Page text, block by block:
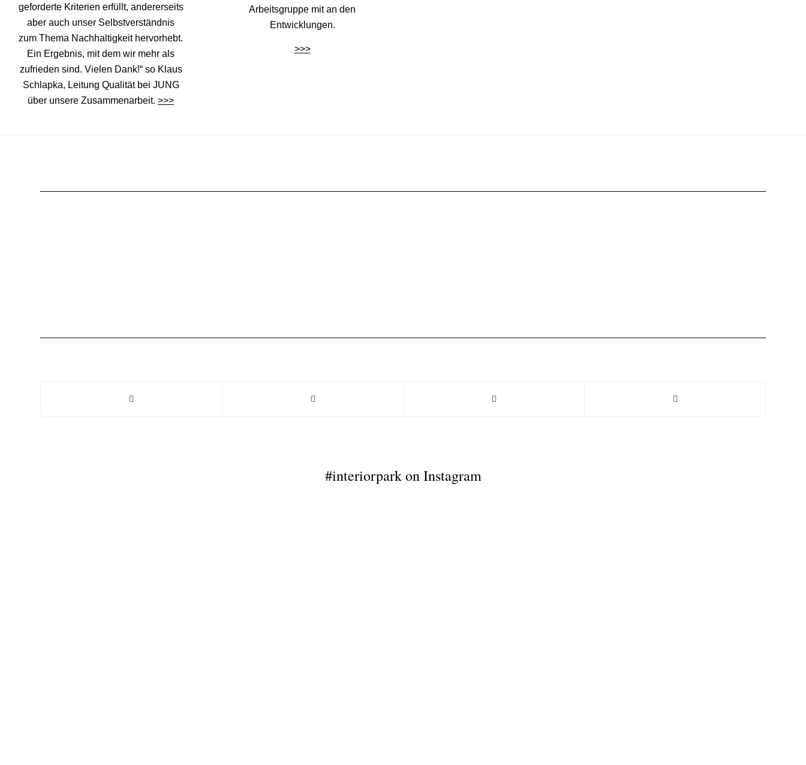
geforderte Kriterien erfüllt, andererseits
aber auch unser Selbstverständnis
zum Thema Nachhaltigkeit hervorhebt.
Ein Ergebnis, mit dem wir mehr als
zufrieden sind. Vielen Dank!“ so Klaus
Schlapka, Leitung Qualität bei JUNG
über unsere Zusammenarbeit. >>>
Arbeitsgruppe mit an den
Entwicklungen.
>>>
#interiorpark on Instagram